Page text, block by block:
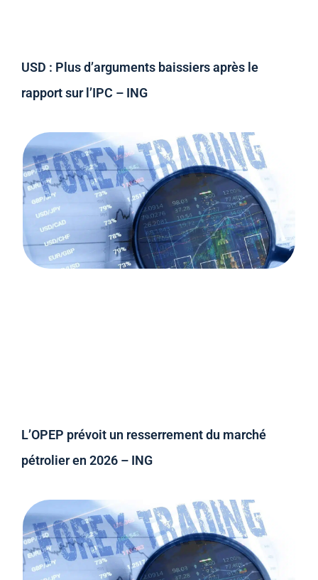
USD : Plus d’arguments baissiers après le
rapport sur l’IPC – ING
L’OPEP prévoit un resserrement du marché
pétrolier en 2026 – ING